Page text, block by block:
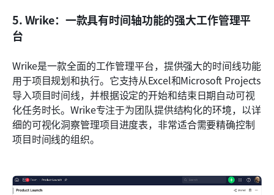
5. Wrike：一款具有时间轴功能的强大工作管理平
台
Wrike是一款全面的工作管理平台，提供强大的时间线功能
用于项目规划和执行。它支持从Excel和Microsoft Projects
导入项目时间线，并根据设定的开始和结束日期自动可视
化任务时长。Wrike专注于为团队提供结构化的环境，以详
细的可视化洞察管理项目进度表，非常适合需要精确控制
项目时间线的组织。